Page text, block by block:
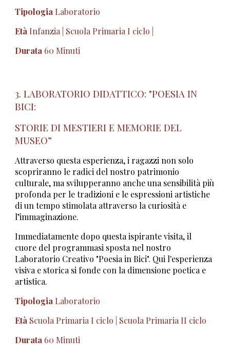
Tipologia Laboratorio
Età Infanzia | Scuola Primaria I ciclo |
Durata 60 Minuti
3. LABORATORIO DIDATTICO: "POESIA IN
BICI:
STORIE DI MESTIERI E MEMORIE DEL
MUSEO”
Attraverso questa esperienza, i ragazzi non solo
scopriranno le radici del nostro patrimonio
culturale, ma svilupperanno anche una sensibilità più
profonda per le tradizioni e le espressioni artistiche
di un tempo stimolata attraverso la curiosità e
l’immaginazione.
Immediatamente dopo questa ispirante visita, il
cuore del programmasi sposta nel nostro
Laboratorio Creativo "Poesia in Bici". Qui l'esperienza
visiva e storica si fonde con la dimensione poetica e
artistica.
Tipologia Laboratorio
Età Scuola Primaria I ciclo | Scuola Primaria II ciclo
Durata 60 Minuti